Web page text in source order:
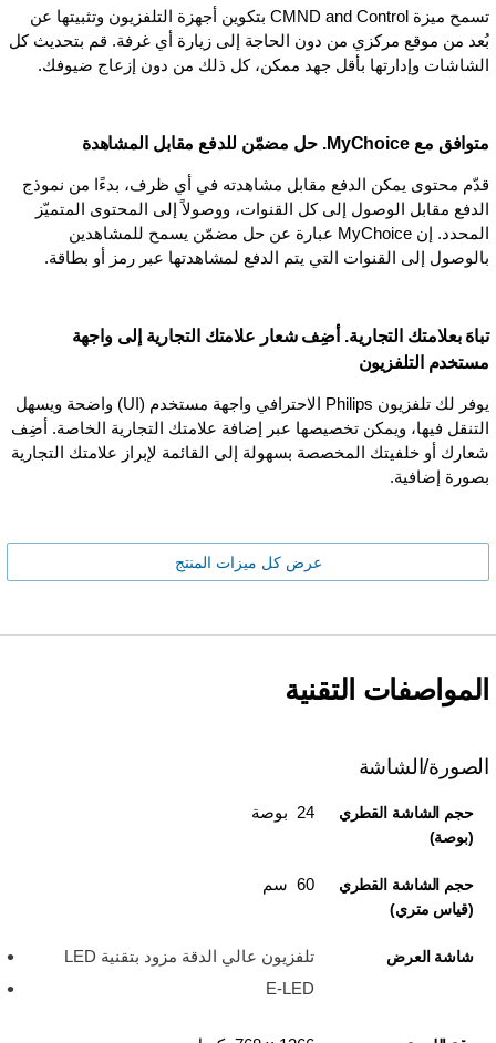
تسمح ميزة CMND and Control بتكوين أجهزة التلفزيون وتثبيتها عن
بُعد من موقع مركزي من دون الحاجة إلى زيارة أي غرفة. قم بتحديث كل
الشاشات وإدارتها بأقل جهد ممكن، كل ذلك من دون إزعاج ضيوفك.
متوافق مع MyChoice. حل مضمّن للدفع مقابل المشاهدة
قدّم محتوى يمكن الدفع مقابل مشاهدته في أي ظرف، بدءًا من نموذج
الدفع مقابل الوصول إلى كل القنوات، ووصولاً إلى المحتوى المتميّز
المحدد. إن MyChoice عبارة عن حل مضمّن يسمح للمشاهدين
بالوصول إلى القنوات التي يتم الدفع لمشاهدتها عبر رمز أو بطاقة.
تباهَ بعلامتك التجارية. أضِف شعار علامتك التجارية إلى واجهة
مستخدم التلفزيون
يوفر لك تلفزيون Philips الاحترافي واجهة مستخدم (UI) واضحة ويسهل
التنقل فيها، ويمكن تخصيصها عبر إضافة علامتك التجارية الخاصة. أضِف
شعارك أو خلفيتك المخصصة بسهولة إلى القائمة لإبراز علامتك التجارية
بصورة إضافية.
عرض كل ميزات المنتج
المواصفات التقنية
الصورة/الشاشة
حجم الشاشة القطري
(بوصة)
24 بوصة
حجم الشاشة القطري
(قياس متري)
60 سم
شاشة العرض
تلفزيون عالي الدقة مزود بتقنية LED
E-LED